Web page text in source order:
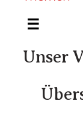
☰
Unser